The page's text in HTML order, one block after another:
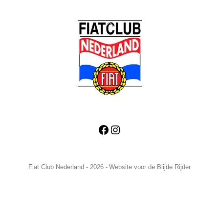
Back
To
Top
Facebook
Instagram
Fiat Club Nederland - 2026 - Website voor de Blijde Rijder